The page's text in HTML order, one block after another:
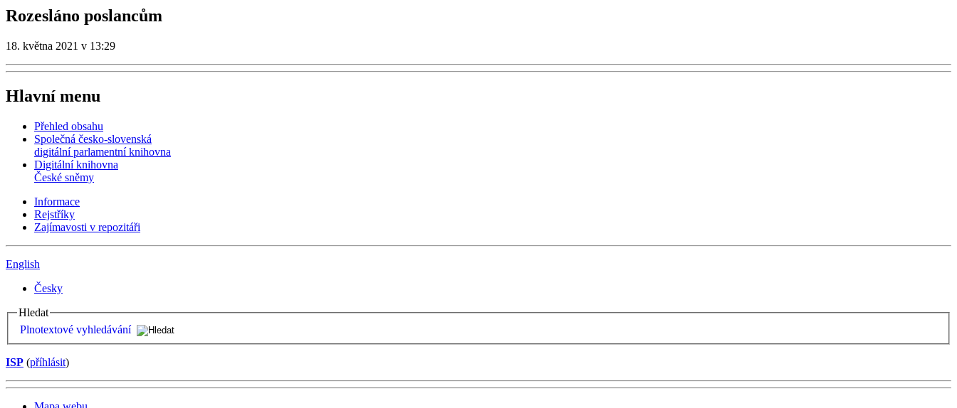
Rozesláno poslancům
18. května 2021 v 13:29
Hlavní menu
Přehled obsahu
Společná česko-slovenská
digitální parlamentní knihovna
Digitální knihovna
České sněmy
Informace
Rejstříky
Zajímavosti v repozitáři
English
Česky
Hledat
Plnotextové vyhledávání
ISP (příhlásit)